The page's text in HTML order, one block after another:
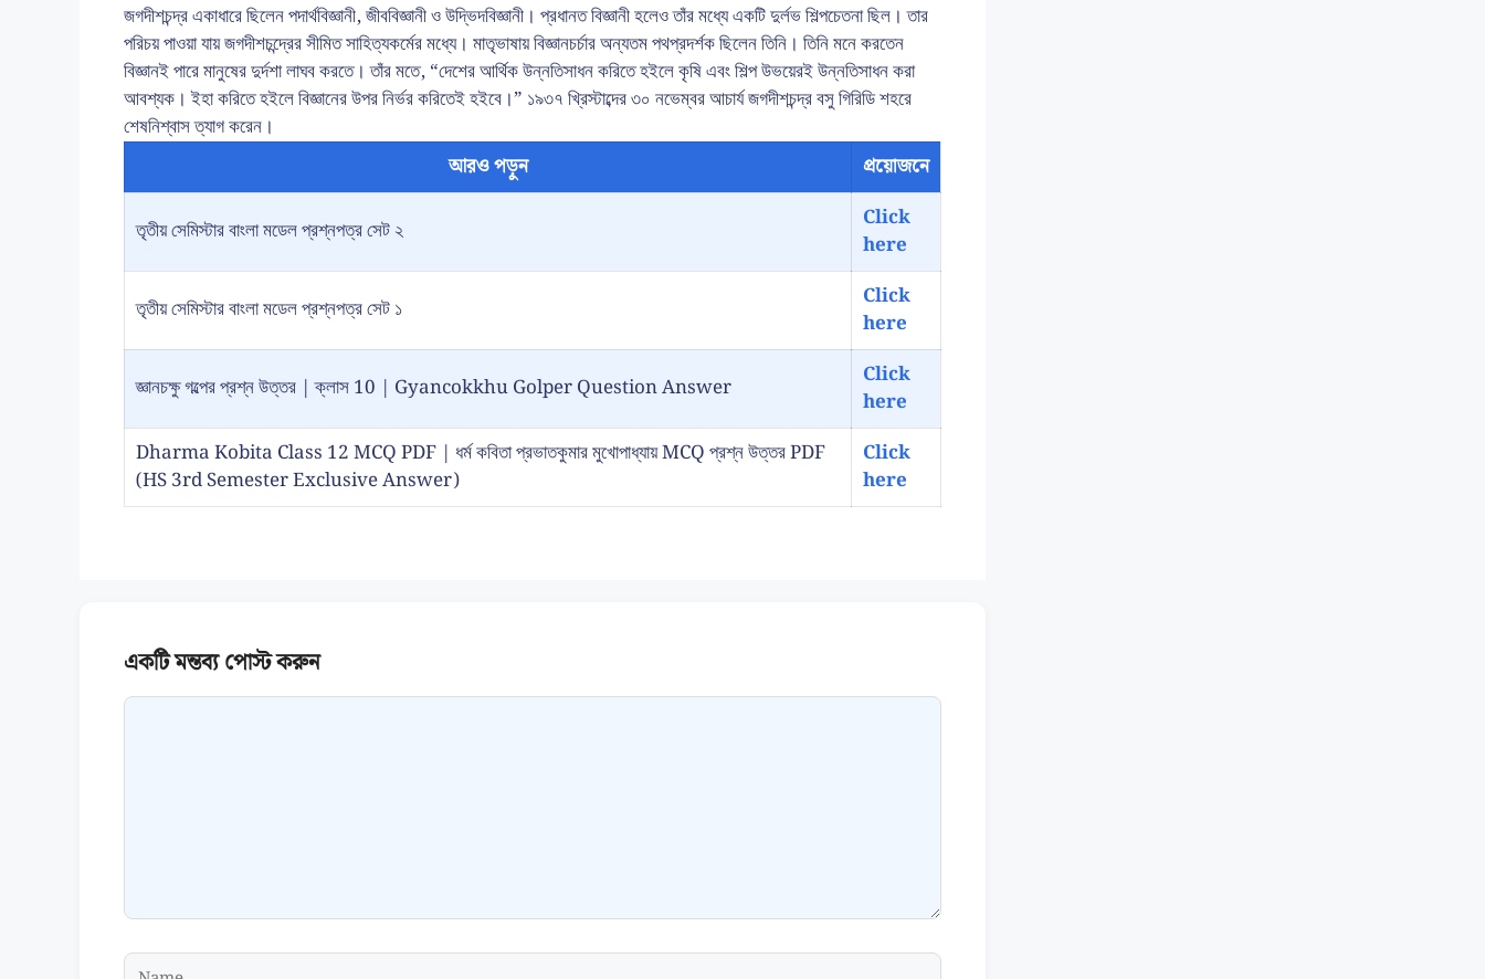
জগদীশচন্দ্র একাধারে ছিলেন পদার্থবিজ্ঞানী, জীববিজ্ঞানী ও উদ্ভিদবিজ্ঞানী। প্রধানত বিজ্ঞানী হলেও তাঁর মধ্যে একটি দুর্লভ শিল্পচেতনা ছিল। তার
পরিচয় পাওয়া যায় জগদীশচন্দ্রের সীমিত সাহিত্যকর্মের মধ্যে। মাতৃভাষায় বিজ্ঞানচর্চার অন্যতম পথপ্রদর্শক ছিলেন তিনি। তিনি মনে করতেন
বিজ্ঞানই পারে মানুষের দুর্দশা লাঘব করতে। তাঁর মতে, “দেশের আর্থিক উন্নতিসাধন করিতে হইলে কৃষি এবং শিল্প উভয়েরই উন্নতিসাধন করা
আবশ্যক। ইহা করিতে হইলে বিজ্ঞানের উপর নির্ভর করিতেই হইবে।” ১৯৩৭ খ্রিস্টাব্দের ৩০ নভেম্বর আচার্য জগদীশচন্দ্র বসু গিরিডি শহরে
শেষনিশ্বাস ত্যাগ করেন।
আরও পড়ুন
প্রয়োজনে
তৃতীয় সেমিস্টার বাংলা মডেল প্রশ্নপত্র সেট ২
Click
here
তৃতীয় সেমিস্টার বাংলা মডেল প্রশ্নপত্র সেট ১
Click
here
জ্ঞানচক্ষু গল্পের প্রশ্ন উত্তর | ক্লাস 10 | Gyancokkhu Golper Question Answer
Click
here
Dharma Kobita Class 12 MCQ PDF | ধর্ম কবিতা প্রভাতকুমার মুখোপাধ্যায় MCQ প্রশ্ন উত্তর PDF
(HS 3rd Semester Exclusive Answer)
Click
here
Comment
Name